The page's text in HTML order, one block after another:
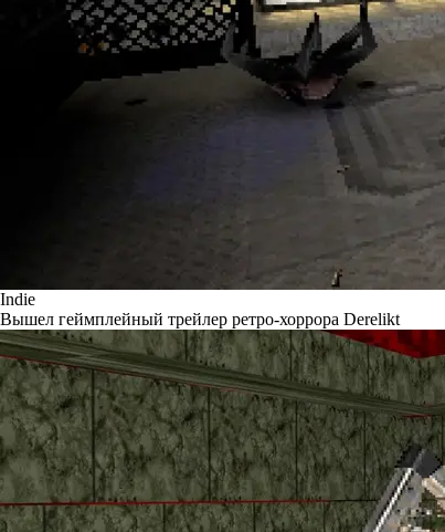
Indie
Вышел геймплейный трейлер ретро-хоррора Derelikt